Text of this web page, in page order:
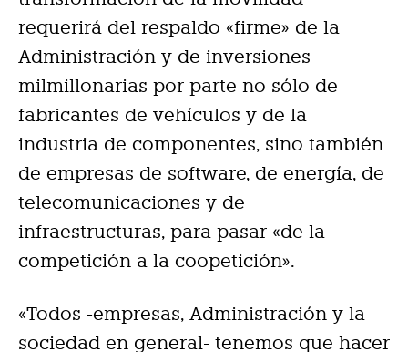
requerirá del respaldo «firme» de la
Administración y de inversiones
milmillonarias por parte no sólo de
fabricantes de vehículos y de la
industria de componentes, sino también
de empresas de software, de energía, de
telecomunicaciones y de
infraestructuras, para pasar «de la
competición a la coopetición».
«Todos -empresas, Administración y la
sociedad en general- tenemos que hacer